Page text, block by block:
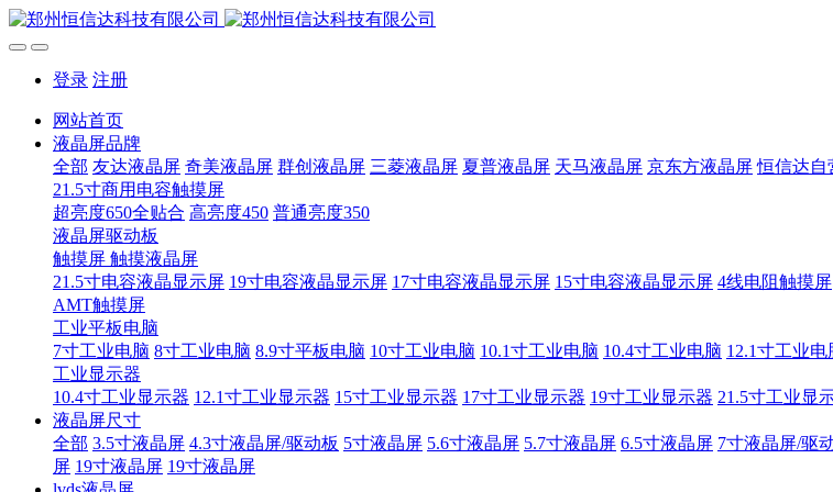
登录 注册
网站首页
液晶屏品牌
全部 友达液晶屏 奇美液晶屏 群创液晶屏 三菱液晶屏 夏普液晶屏 天马液晶屏 京东方液晶屏 恒信达自
21.5寸商用电容触摸屏
超亮度650全贴合 高亮度450 普通亮度350
液晶屏驱动板
触摸屏 触摸液晶屏
21.5寸电容液晶显示屏 19寸电容液晶显示屏 17寸电容液晶显示屏 15寸电容液晶显示屏 4线电阻触摸屏
AMT触摸屏
工业平板电脑
7寸工业电脑 8寸工业电脑 8.9寸平板电脑 10寸工业电脑 10.1寸工业电脑 10.4寸工业电脑 12.1寸工业电
工业显示器
10.4寸工业显示器 12.1寸工业显示器 15寸工业显示器 17寸工业显示器 19寸工业显示器 21.5寸工业显
液晶屏尺寸
全部 3.5寸液晶屏 4.3寸液晶屏/驱动板 5寸液晶屏 5.6寸液晶屏 5.7寸液晶屏 6.5寸液晶屏 7寸液晶屏/驱
屏 19寸液晶屏 19寸液晶屏